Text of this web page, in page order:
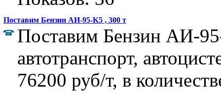
Поставим Бензин АИ-95-K5 , 300 т
Поставим Бензин АИ-
автотранспорт,
76200 руб/т, в